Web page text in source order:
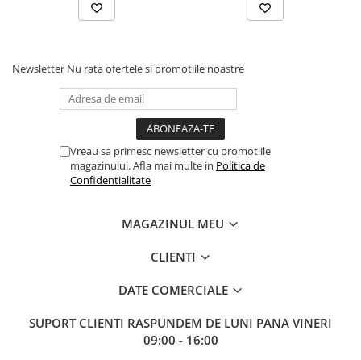
Newsletter Nu rata ofertele si promotiile noastre
Vreau sa primesc newsletter cu promotiile
magazinului. Afla mai multe in Politica de
Confidentialitate
MAGAZINUL MEU
CLIENTI
DATE COMERCIALE
SUPORT CLIENTI RASPUNDEM DE LUNI PANA VINERI
09:00 - 16:00